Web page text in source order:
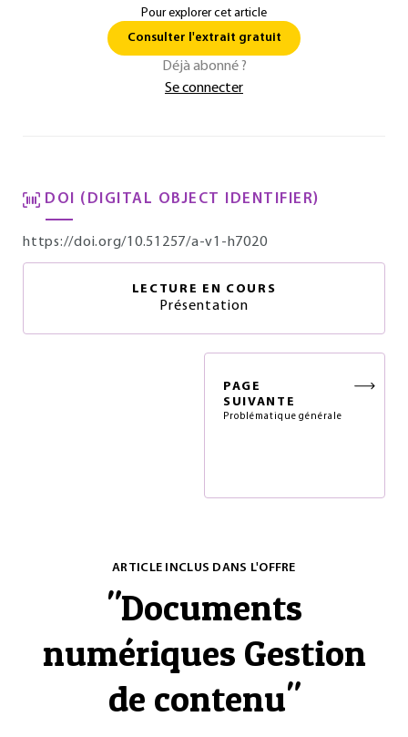
Pour explorer cet article
Consulter l'extrait gratuit
Déjà abonné ?
Se connecter
DOI (DIGITAL OBJECT IDENTIFIER)
https://doi.org/10.51257/a-v1-h7020
LECTURE EN COURS
Présentation
PAGE
SUIVANTE
Problématique générale
ARTICLE INCLUS DANS L'OFFRE
"Documents
numériques Gestion
de contenu"